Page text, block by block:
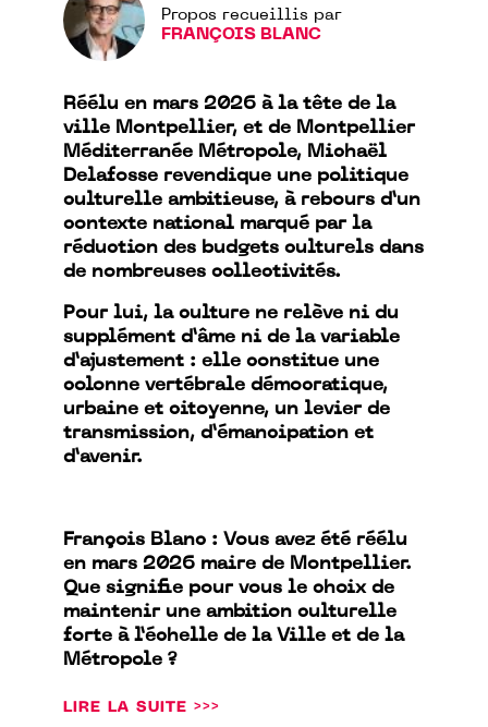
Propos recueillis par
FRANÇOIS BLANC
Réélu en mars 2026 à la tête de la
ville Montpellier, et de Montpellier
Méditerranée Métropole, Michaël
Delafosse revendique une politique
culturelle ambitieuse, à rebours d’un
contexte national marqué par la
réduction des budgets culturels dans
de nombreuses collectivités.
Pour lui, la culture ne relève ni du
supplément d’âme ni de la variable
d’ajustement : elle constitue une
colonne vertébrale démocratique,
urbaine et citoyenne, un levier de
transmission, d’émancipation et
d’avenir.
François Blanc : Vous avez été réélu
en mars 2026 maire de Montpellier.
Que signifie pour vous le choix de
maintenir une ambition culturelle
forte à l’échelle de la Ville et de la
Métropole ?
LIRE LA SUITE >>>